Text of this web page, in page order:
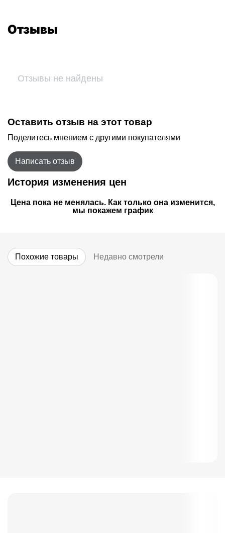
Отзывы
Отзывы не найдены
Оставить отзыв на этот товар
Поделитесь мнением с другими покупателями
Написать отзыв
История изменения цен
Цена пока не менялась. Как только она изменится,
мы покажем график
Похожие товары Недавно смотрели